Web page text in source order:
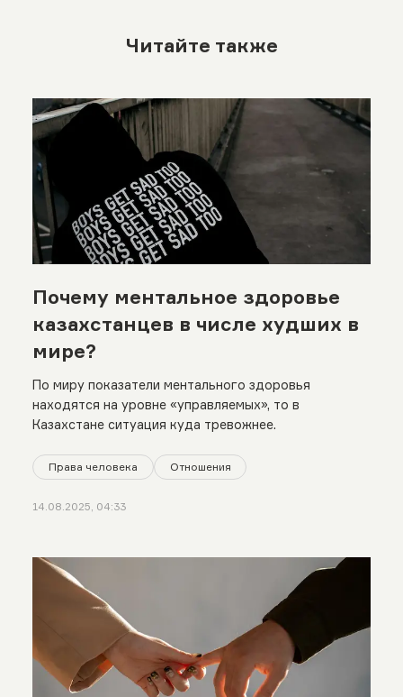
Читайте также
Почему ментальное здоровье
казахстанцев в числе худших в
мире?
По миру показатели ментального здоровья
находятся на уровне «управляемых», то в
Казахстане ситуация куда тревожнее.
Права человека Отношения
14.08.2025, 04:33